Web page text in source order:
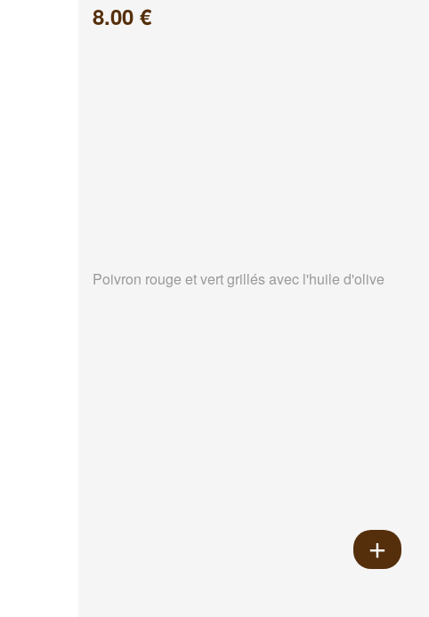
8.00 €
Poivron rouge et vert grillés avec l'huile d'olive